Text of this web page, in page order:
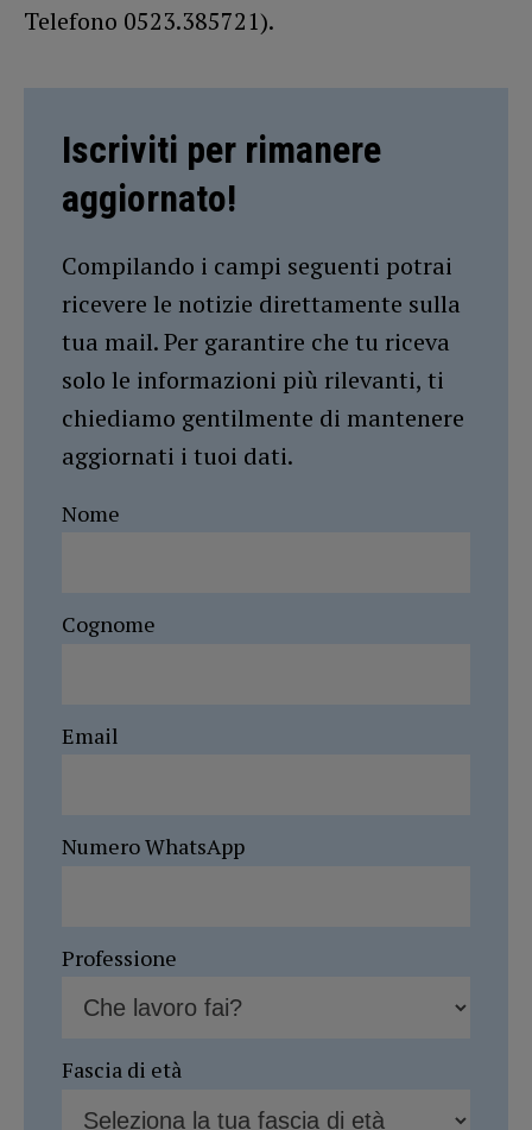
Telefono 0523.385721).
Iscriviti per rimanere
aggiornato!
Compilando i campi seguenti potrai
ricevere le notizie direttamente sulla
tua mail. Per garantire che tu riceva
solo le informazioni più rilevanti, ti
chiediamo gentilmente di mantenere
aggiornati i tuoi dati.
Nome
Cognome
Email
Numero WhatsApp
Professione
Fascia di età